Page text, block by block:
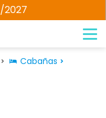
2027
Cabañas